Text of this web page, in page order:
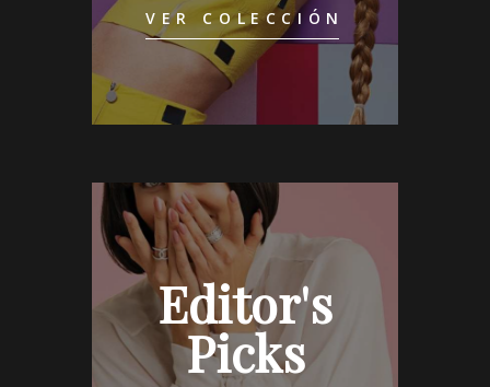
VER COLECCIÓN
Editor's
Picks